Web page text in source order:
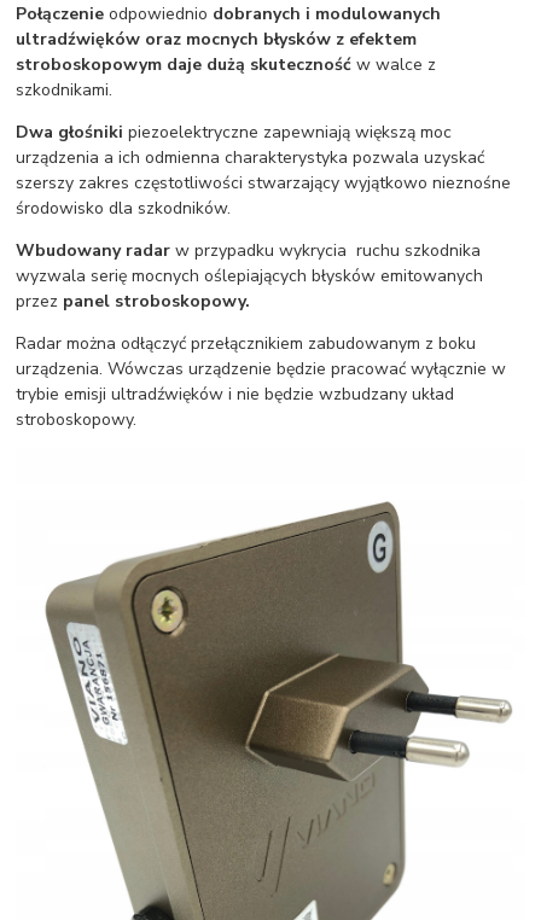
Połączenieodpowiednio dobranych i modulowanych
ultradźwięków oraz mocnych błysków z efektem
stroboskopowym daje dużą skuteczność w walce z
szkodnikami.
Dwa głośniki piezoelektryczne zapewniają większą moc
urządzenia a ich odmienna charakterystyka pozwala uzyskać
szerszy zakres częstotliwości stwarzający wyjątkowo nieznośne
środowisko dla szkodników.
Wbudowany radarw przypadku wykrycia ruchu szkodnika
wyzwala serię mocnych oślepiających błysków emitowanych
przez panel stroboskopowy.
Radar można odłączyć przełącznikiem zabudowanym z boku
urządzenia. Wówczas urządzenie będzie pracować wyłącznie w
trybie emisji ultradźwięków i nie będzie wzbudzany układ
stroboskopowy.